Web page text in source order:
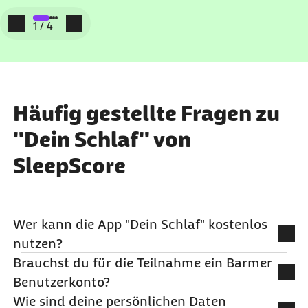
Zum vorigen Element
1 / 4
Häufig gestellte Fragen zu
"Dein Schlaf" von
SleepScore
Wer kann die App "Dein Schlaf" kostenlos
nutzen?
Das Online-Angebot können Barmer-Versicherte
kostenlos nutzen, wenn sie aus ärztlicher Sicht
gesund und älter als 18 Jahre sind.
Brauchst du für die Teilnahme ein Barmer
Benutzerkonto?
Um als Barmer-Versicherte kostenlos an dem
Wie sind deine persönlichen Daten